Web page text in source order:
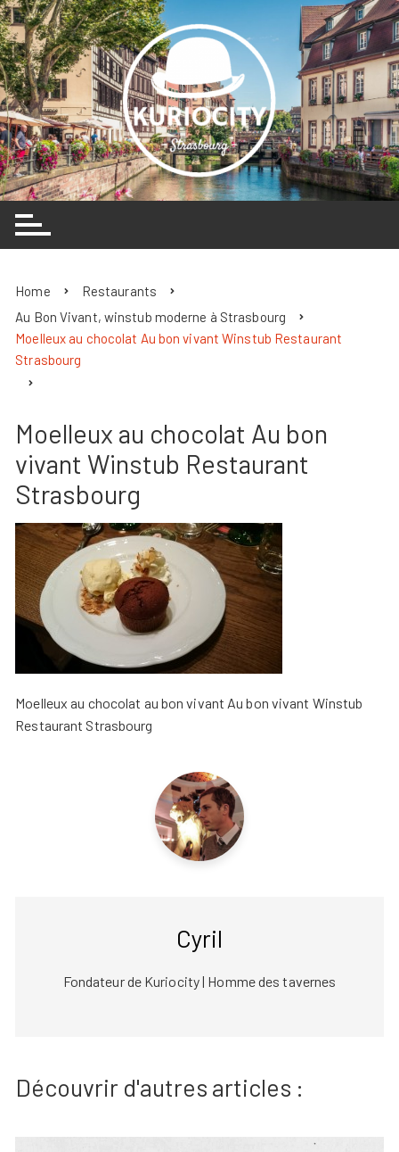
Skip
to
content
Home
Restaurants
Au Bon Vivant, winstub moderne à Strasbourg
Moelleux au chocolat Au bon vivant Winstub Restaurant
Strasbourg
Moelleux au chocolat Au bon
vivant Winstub Restaurant
Strasbourg
Moelleux au chocolat au bon vivant Au bon vivant Winstub
Restaurant Strasbourg
Cyril
Fondateur de Kuriocity | Homme des tavernes
Découvrir d'autres articles :